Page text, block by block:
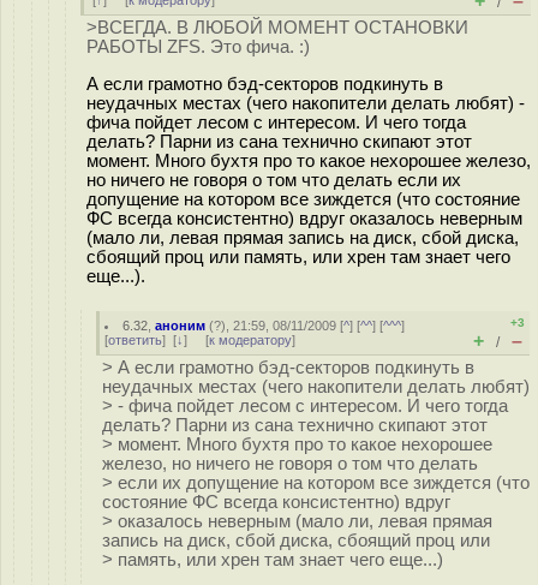
>ВСЕГДА. В ЛЮБОЙ МОМЕНТ ОСТАНОВКИ
РАБОТЫ ZFS. Это фича. :)
А если грамотно бэд-секторов подкинуть в
неудачных местах (чего накопители делать любят) -
фича пойдет лесом с интересом. И чего тогда
делать? Парни из сана технично скипают этот
момент. Много бухтя про то какое нехорошее железо,
но ничего не говоря о том что делать если их
допущение на котором все зиждется (что состояние
ФС всегда консистентно) вдруг оказалось неверным
(мало ли, левая прямая запись на диск, сбой диска,
сбоящий проц или память, или хрен там знает чего
еще...).
6.32 ,аноним (?), 21:59, 08/11/2009 [^] [^^] [^^^]
[ответить] [↓] [к модератору]
+3
+ / –
> А если грамотно бэд-секторов подкинуть в
неудачных местах (чего накопители делать любят)
> - фича пойдет лесом с интересом. И чего тогда
делать? Парни из сана технично скипают этот
> момент. Много бухтя про то какое нехорошее
железо, но ничего не говоря о том что делать
> если их допущение на котором все зиждется (что
состояние ФС всегда консистентно) вдруг
> оказалось неверным (мало ли, левая прямая
запись на диск, сбой диска, сбоящий проц или
> память, или хрен там знает чего еще...)